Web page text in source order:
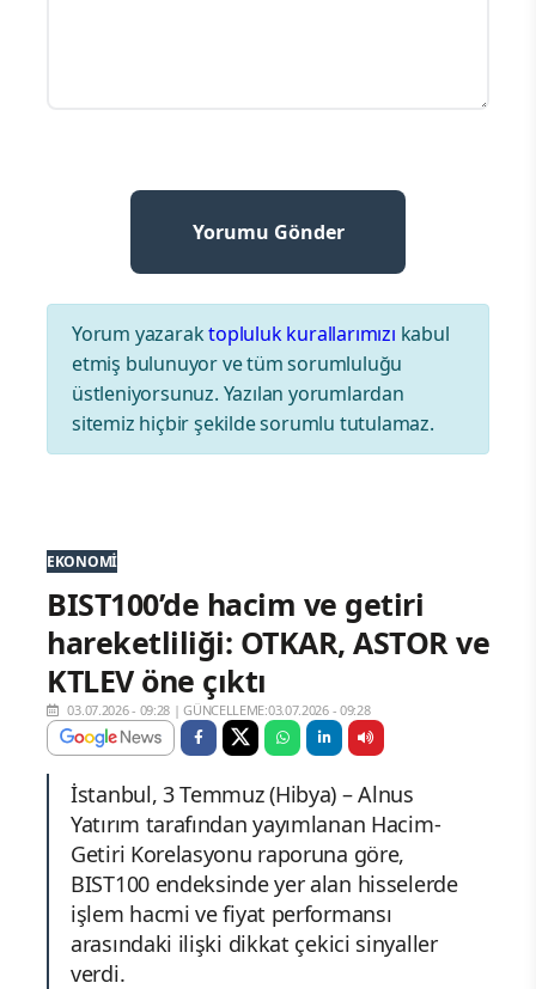
Yorum yazaraktopluluk kurallarımızı kabul
etmiş bulunuyor ve tüm sorumluluğu
üstleniyorsunuz. Yazılan yorumlardan
sitemiz hiçbir şekilde sorumlu tutulamaz.
EKONOMI
BIST100’de hacim ve getiri
hareketliliği: OTKAR, ASTOR ve
KTLEV öne çıktı
03.07.2026 - 09:28 |GÜNCELLEME:03.07.2026 - 09:28
İstanbul, 3 Temmuz (Hibya) – Alnus
Yatırım tarafından yayımlanan Hacim-
Getiri Korelasyonu raporuna göre,
BIST100 endeksinde yer alan hisselerde
işlem hacmi ve fiyat performansı
arasındaki ilişki dikkat çekici sinyaller
verdi.